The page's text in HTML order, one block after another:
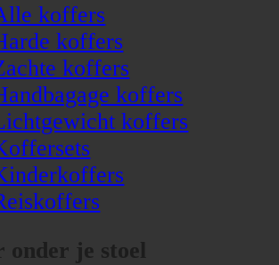
koffers
koffers
koffers
koffers
koffers
onder je stoel